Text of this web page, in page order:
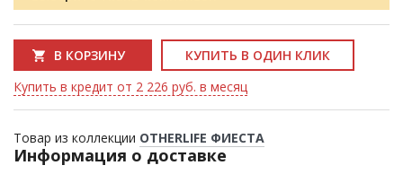
В КОРЗИНУ
КУПИТЬ В ОДИН КЛИК
Купить в кредит от 2 226 руб. в месяц
Товар из коллекции OTHERLIFE ФИЕСТА
Информация о доставке